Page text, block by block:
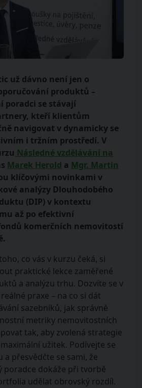
už dávno není jen o
produktů –
poradci se stávají
kteří klientům
navigovat v dynamicky se
i tržním prostředí. V
Následné vzdělávání na
Marek Herold a Mgr. Martin
klíčovými novinkami v
analýzy Dlouhodobého
(DIP) v kontextu
až po efektivní
komerčních nemovitostí
co vás v kurzu čeká, si
praktické lekce zaměřené
a analýzu trhu. Dozvíte se v
praxe – na co si dát
sazebníků, jak správně
metriky nemovitostních
tak, aby zvolená strategie
užitek. Podívejte se
a přesvědčte se sami, že
poradce dokáže při tvorbě
udělat obrovský rozdíl.